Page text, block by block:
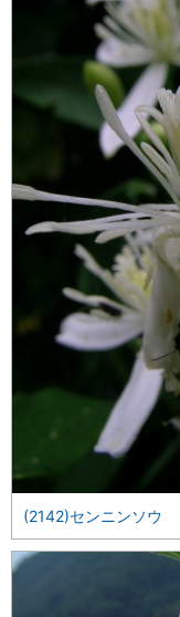
(2142)センニンソウ